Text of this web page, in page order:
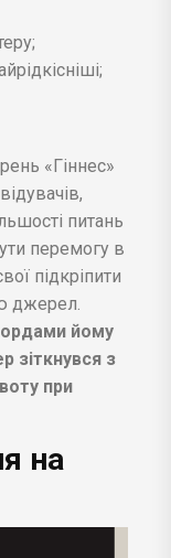
«Гіннес»
питань
перемогу в
підкріпити
джерел.
йому
зіткнувся з
при
на